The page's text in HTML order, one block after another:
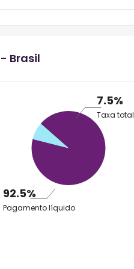
Brasil
7.5%
Taxa total
92.5%
Pagamento líquido